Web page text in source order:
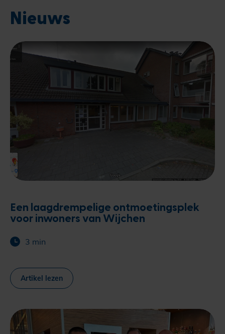
Nieuws
Een laagdrempelige ontmoetingsplek
voor inwoners van Wijchen
3 min
Artikel lezen